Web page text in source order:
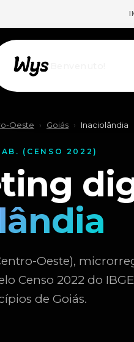
Oeste › Goiás › Inaciolândia
(CENSO 2022)
Oeste),
Censo 2022 do
de Goiás.